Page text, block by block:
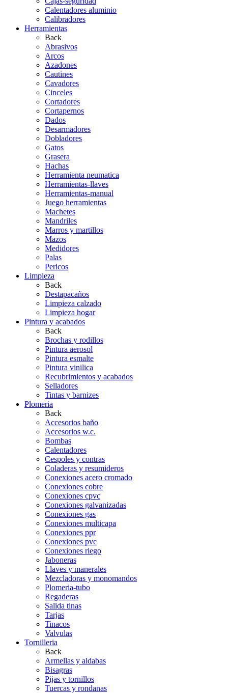
Calentadores aluminio
Calibradores
Herramientas
Back
Abrasivos
Arcos
Azadones
Cautines
Cavadores
Cinceles
Cortadores
Cortapernos
Dados
Desarmadores
Dobladores
Gatos
Grasera
Hachas
Herramienta neumatica
Herramientas-llaves
Herramientas-manual
Juego herramientas
Machetes
Mandriles
Marros y martillos
Mazos
Medidores
Palas
Pericos
Limpieza
Back
Destapacaños
Limpieza calzado
Limpieza hogar
Pintura y acabados
Back
Brochas y rodillos
Pintura aerosol
Pintura esmalte
Pintura vinilica
Recubrimientos y acabados
Selladores
Tintas y barnizes
Plomeria
Back
Accesorios baño
Accesorios w.c.
Bombas
Calentadores
Cespoles y contras
Coladeras y resumideros
Conexiones acero cromado
Conexiones cobre
Conexiones cpvc
Conexiones galvanizadas
Conexiones gas
Conexiones multicapa
Conexiones ppr
Conexiones pvc
Conexiones riego
Jaboneras
Llaves y manerales
Mezcladoras y monomandos
Plomeria-tubo
Regaderas
Salida tinas
Tarjas
Tinacos
Valvulas
Tornilleria
Back
Armellas y aldabas
Bisagras
Pijas y tornillos
Tuercas y rondanas